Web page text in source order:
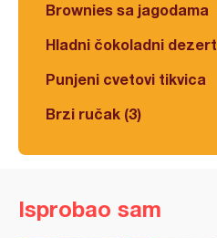
Brownies sa jagodama
Hladni čokoladni dezert
Punjeni cvetovi tikvica
Brzi ručak (3)
Isprobao sam